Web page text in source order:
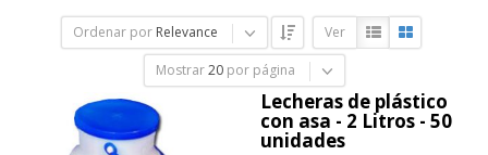
Ordenar por Relevance Ver
Mostrar 20 por página
Lecheras de plástico
con asa - 2 Litros - 50
unidades